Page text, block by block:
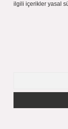
ilgili içerikler yasal